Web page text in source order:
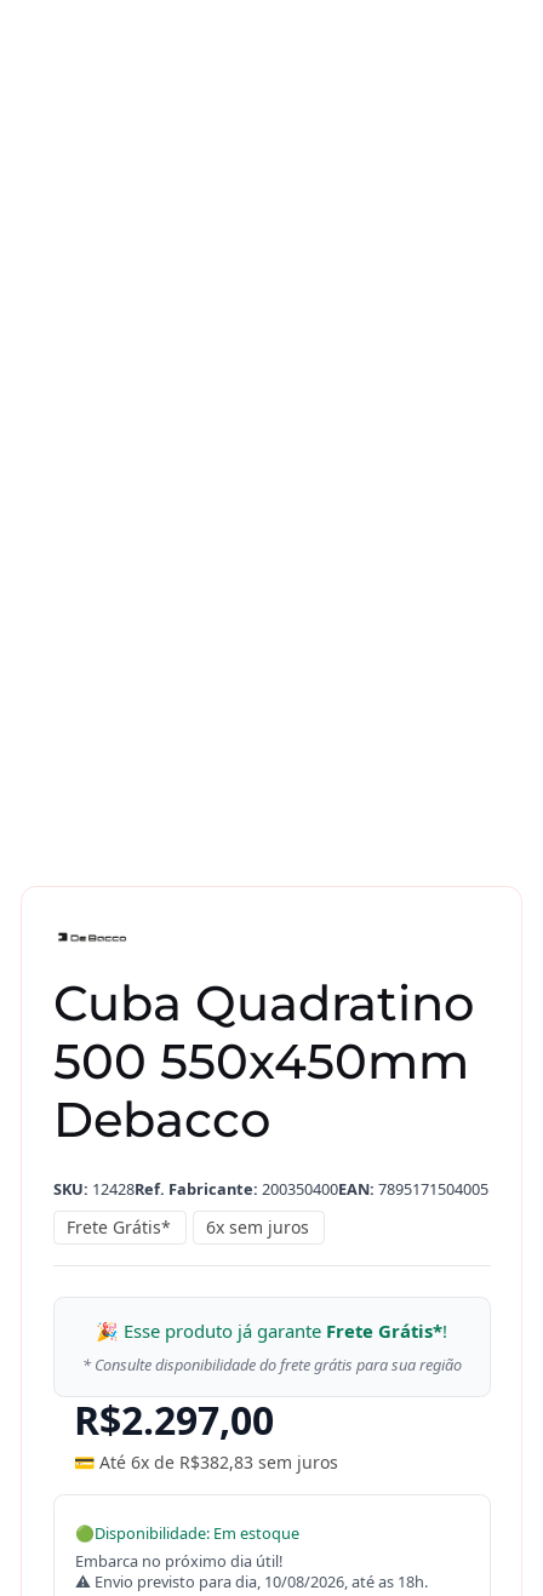
Cuba Quadratino
500 550x450mm
Debacco
SKU: 12428Ref. Fabricante: 200350400EAN: 7895171504005
Frete Grátis* 6x sem juros
🎉 Esse produto já garante Frete Grátis*!
* Consulte disponibilidade do frete grátis para sua região
R$2.297,00
💳 Até 6x de R$382,83 sem juros
🟢Disponibilidade: Em estoque
Embarca no próximo dia útil!
⚠ Envio previsto para dia, 10/08/2026, até as 18h.